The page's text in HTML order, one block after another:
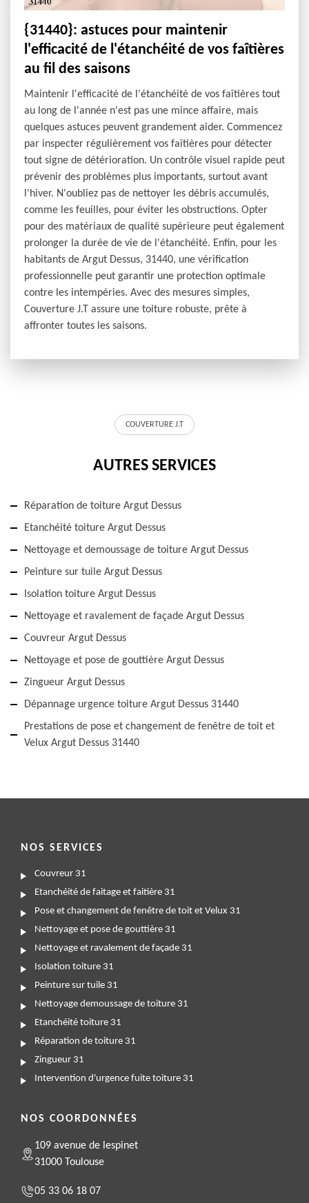
{31440}: astuces pour maintenir
l'efficacité de l'étanchéité de vos faîtières
au fil des saisons
Maintenir l'efficacité de l'étanchéité de vos faîtières tout
au long de l'année n'est pas une mince affaire, mais
quelques astuces peuvent grandement aider. Commencez
par inspecter régulièrement vos faîtières pour détecter
tout signe de détérioration. Un contrôle visuel rapide peut
prévenir des problèmes plus importants, surtout avant
l'hiver. N'oubliez pas de nettoyer les débris accumulés,
comme les feuilles, pour éviter les obstructions. Opter
pour des matériaux de qualité supérieure peut également
prolonger la durée de vie de l'étanchéité. Enfin, pour les
habitants de Argut Dessus, 31440, une vérification
professionnelle peut garantir une protection optimale
contre les intempéries. Avec des mesures simples,
Couverture J.T assure une toiture robuste, prête à
affronter toutes les saisons.
COUVERTURE J.T
AUTRES SERVICES
Réparation de toiture Argut Dessus
Etanchéité toiture Argut Dessus
Nettoyage et demoussage de toiture Argut Dessus
Peinture sur tuile Argut Dessus
Isolation toiture Argut Dessus
Nettoyage et ravalement de façade Argut Dessus
Couvreur Argut Dessus
Nettoyage et pose de gouttière Argut Dessus
Zingueur Argut Dessus
Dépannage urgence toiture Argut Dessus 31440
Prestations de pose et changement de fenêtre de toit et
Velux Argut Dessus 31440
NOS SERVICES
Couvreur 31
Etanchéité de faitage et faitière 31
Pose et changement de fenêtre de toit et Velux 31
Nettoyage et pose de gouttière 31
Nettoyage et ravalement de façade 31
Isolation toiture 31
Peinture sur tuile 31
Nettoyage demoussage de toiture 31
Etanchéité toiture 31
Réparation de toiture 31
Zingueur 31
Intervention d'urgence fuite toiture 31
NOS COORDONNÉES
109 avenue de lespinet
31000 Toulouse
05 33 06 18 07